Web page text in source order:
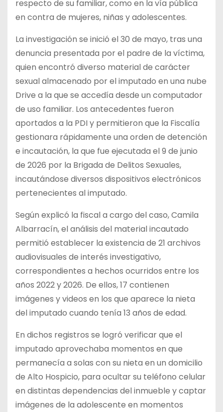
respecto de su familiar, como en la vía pública
en contra de mujeres, niñas y adolescentes.
La investigación se inició el 30 de mayo, tras una
denuncia presentada por el padre de la víctima,
quien encontró diverso material de carácter
sexual almacenado por el imputado en una nube
Drive a la que se accedía desde un computador
de uso familiar. Los antecedentes fueron
aportados a la PDI y permitieron que la Fiscalía
gestionara rápidamente una orden de detención
e incautación, la que fue ejecutada el 9 de junio
de 2026 por la Brigada de Delitos Sexuales,
incautándose diversos dispositivos electrónicos
pertenecientes al imputado.
Según explicó la fiscal a cargo del caso, Camila
Albarracín, el análisis del material incautado
permitió establecer la existencia de 21 archivos
audiovisuales de interés investigativo,
correspondientes a hechos ocurridos entre los
años 2022 y 2026. De ellos, 17 contienen
imágenes y videos en los que aparece la nieta
del imputado cuando tenía 13 años de edad.
En dichos registros se logró verificar que el
imputado aprovechaba momentos en que
permanecía a solas con su nieta en un domicilio
de Alto Hospicio, para ocultar su teléfono celular
en distintas dependencias del inmueble y captar
imágenes de la adolescente en momentos